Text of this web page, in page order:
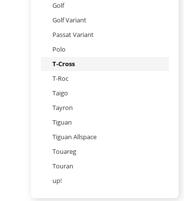
Golf
Golf Variant
Passat Variant
Polo
T-Cross
T-Roc
Taigo
Tayron
Tiguan
Tiguan Allspace
Touareg
Touran
up!